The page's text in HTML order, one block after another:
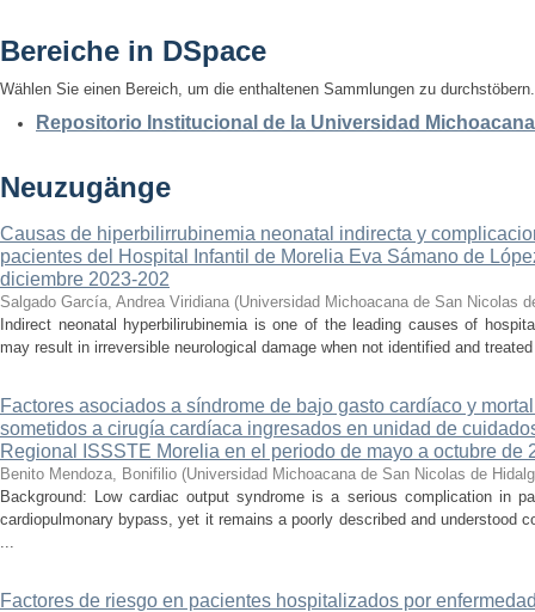
Bereiche in DSpace
Wählen Sie einen Bereich, um die enthaltenen Sammlungen zu durchstöbern.
Repositorio Institucional de la Universidad
Neuzugänge
Causas de hiperbilirrubinemia neonatal indirecta y
pacientes del Hospital Infantil de Morelia Eva Sámano de
diciembre 2023-202
Salgado García, Andrea Viridiana (Universidad Michoacana de San Nicolas
Indirect neonatal hyperbilirubinemia is one of the leading causes of
may result in irreversible neurological damage when not identified and
Factores asociados a síndrome de bajo gasto cardíaco y
sometidos a cirugía cardíaca ingresados en unidad de
Regional ISSSTE Morelia en el periodo de mayo a octubre de
Benito Mendoza, Bonifilio (Universidad Michoacana de San Nicolas de
Background: Low cardiac output syndrome is a serious complication in
cardiopulmonary bypass, yet it remains a poorly described and understood
...
Factores de riesgo en pacientes hospitalizados por